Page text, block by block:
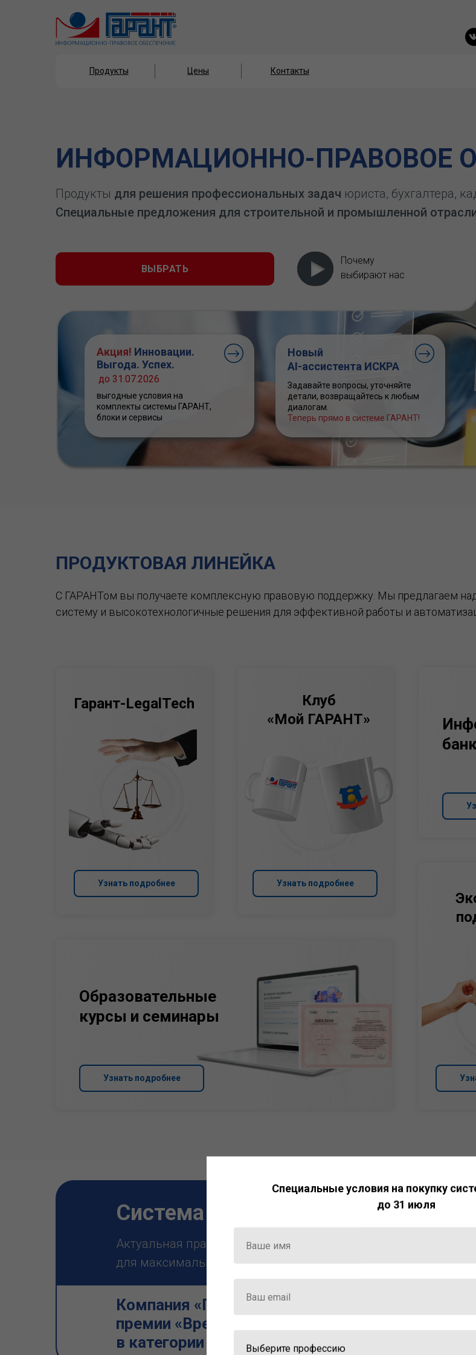
Продукты Цены Контакты
Продукты
ИНФОРМАЦИОННО-ПРАВОВОЕ
Продукты для решения профессиональных задач юриста, бухгалтера,
Специальные предложения для строительной и промышленной
ВЫБРАТЬ
Почему
выбирают нас
Акция! Инновации.
Выгода. Успех.
выгодные условия на
комплекты системы ГАРАНТ,
блоки и сервисы
до 31.07.2026
Новый
AI-ассистента ИСКРА
Задавайте вопросы, уточняйте
детали, возвращайтесь к любым
диалогам.
Теперь прямо в системе ГАРАНТ!
ПРОДУКТОВАЯ ЛИНЕЙКА
С ГАРАНТом вы получаете комплексную правовую поддержку. Мы предлагаем
систему и высокотехнологичные решения для эффективной работы и
Узнать подробнее
Клуб
«Мой ГАРАНТ»
Узнать подробнее
Образовательные
курсы и семинары
Узнать подробнее
Гарант-LegalTech
Компания «Гарант» стала победителем
премии «Время инноваций — 2025»
в категории «Искусственный интеллект»
Система ГАРАНТ
Актуальная правовая информация и инструменты
для максимально эффективной работы с ней.
Специальные условия на покупку
до 31 июля